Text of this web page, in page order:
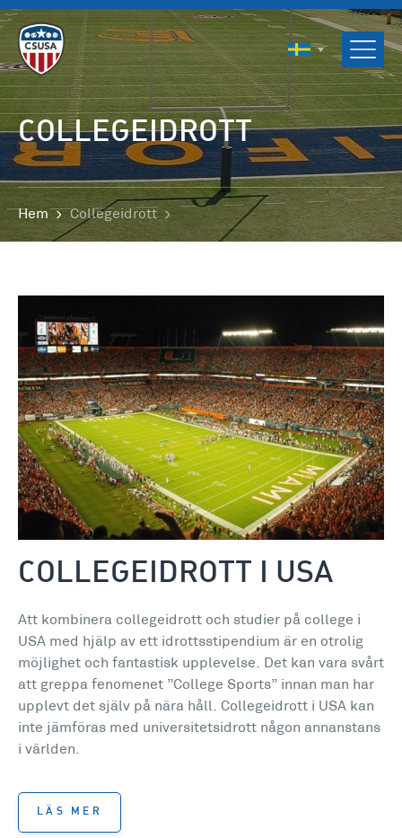
ENGLISH
SVENSKA
NORSK
DANSK
COLLEGEIDROTT
Hem Collegeidrott
COLLEGEIDROTT I USA
Att kombinera collegeidrott och studier på college i
USA med hjälp av ett idrottsstipendium är en otrolig
möjlighet och fantastisk upplevelse. Det kan vara svårt
att greppa fenomenet ”College Sports” innan man har
upplevt det själv på nära håll. Collegeidrott i USA kan
inte jämföras med universitetsidrott någon annanstans
i världen.
LÄS MER